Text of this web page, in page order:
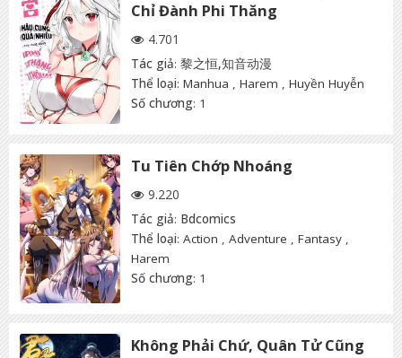
Chỉ Đành Phi Thăng
4.701
Tác giả: 黎之恒,知音动漫
Thể loại: Manhua , Harem , Huyền Huyễn
Số chương: 1
Tu Tiên Chớp Nhoáng
9.220
Tác giả: Bdcomics
Thể loại: Action , Adventure , Fantasy ,
Harem
Số chương: 1
Không Phải Chứ, Quân Tử Cũng